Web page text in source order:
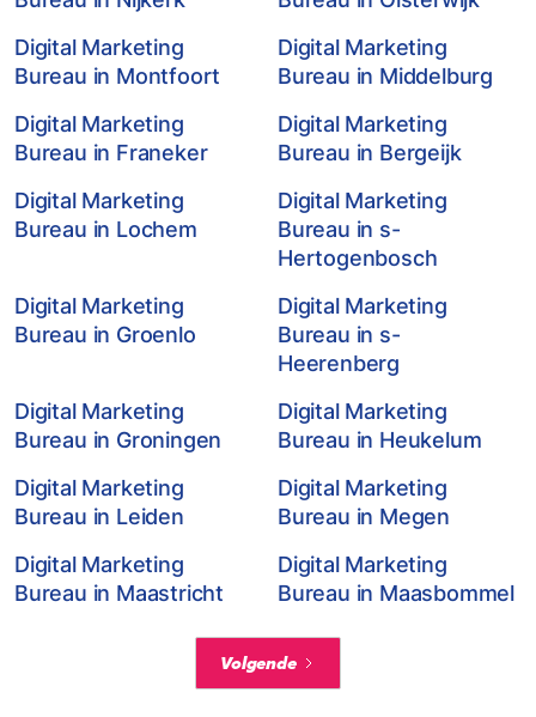
Digital Marketing
Bureau in Montfoort
Digital Marketing
Bureau in Middelburg
Digital Marketing
Bureau in Franeker
Digital Marketing
Bureau in Bergeijk
Digital Marketing
Bureau in Lochem
Digital Marketing
Bureau in s-
Hertogenbosch
Digital Marketing
Bureau in Groenlo
Digital Marketing
Bureau in s-
Heerenberg
Digital Marketing
Bureau in Groningen
Digital Marketing
Bureau in Heukelum
Digital Marketing
Bureau in Leiden
Digital Marketing
Bureau in Megen
Digital Marketing
Bureau in Maastricht
Digital Marketing
Bureau in Maasbommel
Volgende